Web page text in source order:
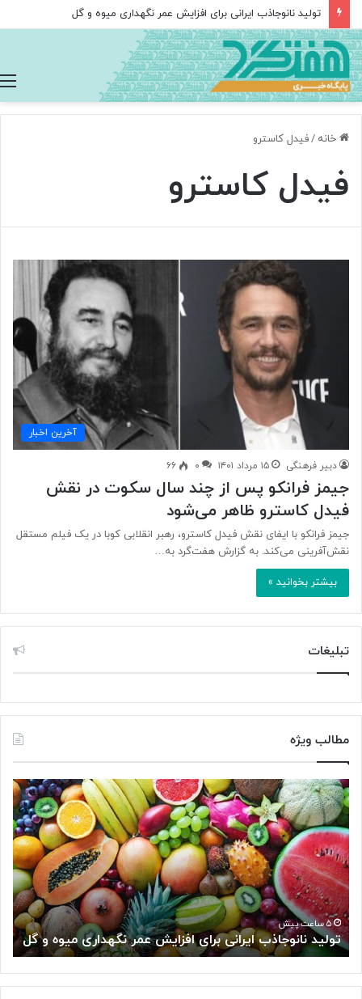
تولید نانوجاذب ایرانی برای افزایش عمر نگهداری میوه و گل
خانه /فیدل کاسترو
فیدل کاسترو
آخرین اخبار
دبیر فرهنگی ۱۵ مرداد ۱۴۰۱ ۰ ۶۶
جیمز فرانکو پس از چند سال سکوت در نقش
فیدل کاسترو ظاهر می‌شود
جیمز فرانکو با ایفای نقش فیدل کاسترو، رهبر انقلابی کوبا در یک فیلم مستقل
نقش‌آفرینی می‌کند. به گزارش هفت‌گرد به…
بیشتر بخوانید »
تبلیغات
مطالب ویژه
عمر نگهداری میوه و گل
«
شِ
ک
ر
»
س
ل
و
ل‌
ه
ا
ی
س
۵ ساعت پیش
«شِکر» سلول‌های سرطانی را